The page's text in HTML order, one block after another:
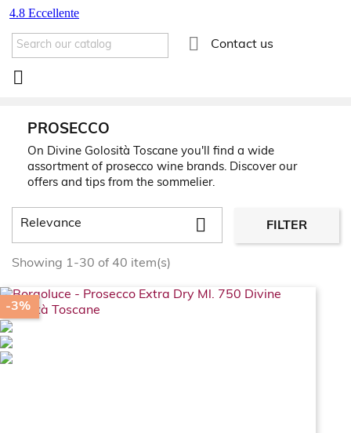
 Contact us

PROSECCO
On Divine Golosità Toscane you'll find a wide
assortment of prosecco wine brands. Discover our
offers and tips from the sommelier.
Relevance  FILTER
Showing 1-30 of 40 item(s)
-3%